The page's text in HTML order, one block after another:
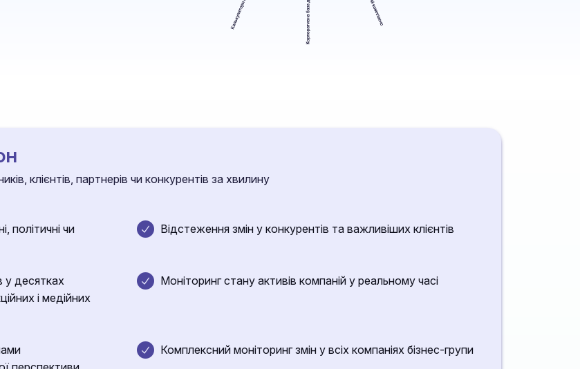
клієнтів, партнерів чи конкурентів за хвилину
політичні чи
Відстеження змін у конкурентів та важливіших клієнтів
у десятках
і медійних
Моніторинг стану активів компаній у реальному часі
Комплексний моніторинг змін у всіх компаніях бізнес-групи